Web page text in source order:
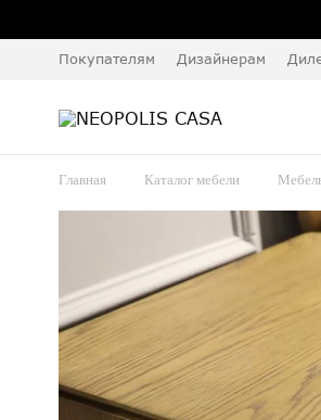
Покупателям Дизайнерам
Главная Каталог мебели